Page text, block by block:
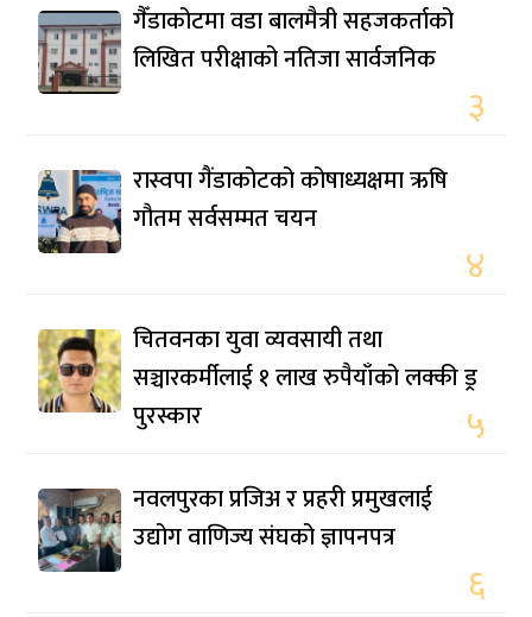
गैँडाकोटमा वडा बालमैत्री सहजकर्ताको
लिखित परीक्षाको नतिजा सार्वजनिक
३
रास्वपा गैंडाकोटको कोषाध्यक्षमा ऋषि
गौतम सर्वसम्मत चयन
४
चितवनका युवा व्यवसायी तथा
सञ्चारकर्मीलाई १ लाख रुपैयाँको लक्की ड्र
पुरस्कार
५
नवलपुरका प्रजिअ र प्रहरी प्रमुखलाई
उद्योग वाणिज्य संघको ज्ञापनपत्र
६